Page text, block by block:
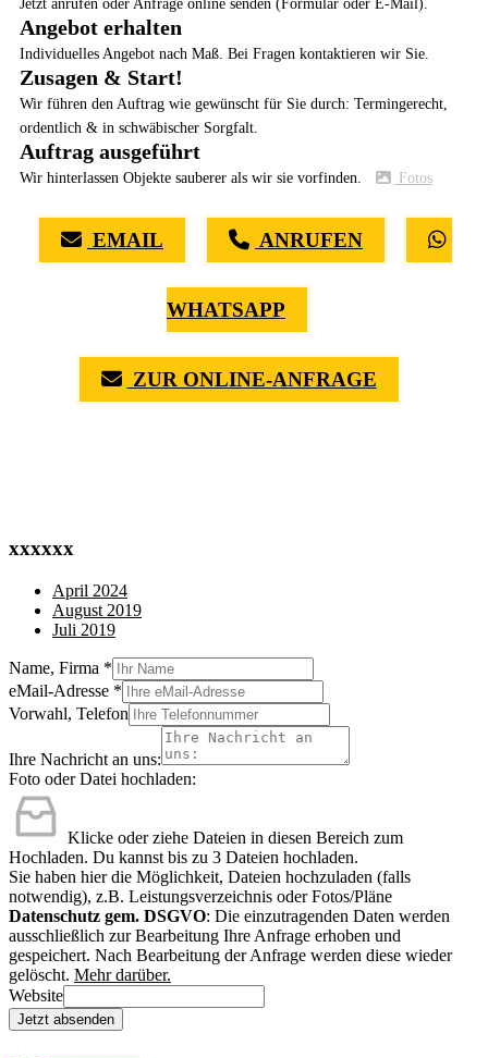
Jetzt anrufen oder Anfrage online senden (Formular oder E-Mail).
Angebot erhalten
Individuelles Angebot nach Maß. Bei Fragen kontaktieren wir Sie.
Zusagen & Start!
Wir führen den Auftrag wie gewünscht für Sie durch: Termingerecht,
ordentlich & in schwäbischer Sorgfalt.
Auftrag ausgeführt
Wir hinterlassen Objekte sauberer als wir sie vorfinden. Fotos
EMAIL ANRUFEN
WHATSAPP
ZUR ONLINE-ANFRAGE
xxxxxx
April 2024
August 2019
Juli 2019
Name, Firma *
eMail-Adresse *
Vorwahl, Telefon
Ihre Nachricht an uns:
Foto oder Datei hochladen:
Klicke oder ziehe Dateien in diesen Bereich zum
Hochladen. Du kannst bis zu 3 Dateien hochladen.
Sie haben hier die Möglichkeit, Dateien hochzuladen (falls
notwendig), z.B. Leistungsverzeichnis oder Fotos/Pläne
Datenschutz gem. DSGVO: Die einzutragenden Daten werden
ausschließlich zur Bearbeitung Ihre Anfrage erhoben und
gespeichert. Nach Bearbeitung der Anfrage werden diese wieder
gelöscht. Mehr darüber.
Website
Jetzt absenden